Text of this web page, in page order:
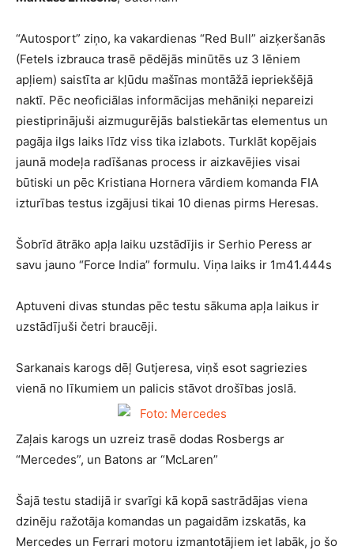
“Autosport” ziņo, ka vakardienas “Red Bull” aizķeršanās
(Fetels izbrauca trasē pēdējās minūtēs uz 3 lēniem
apļiem) saistīta ar kļūdu mašīnas montāžā iepriekšējā
naktī. Pēc neoficiālas informācijas mehāniķi nepareizi
piestiprinājuši aizmugurējās balstiekārtas elementus un
pagāja ilgs laiks līdz viss tika izlabots. Turklāt kopējais
jaunā modeļa radīšanas process ir aizkavējies visai
būtiski un pēc Kristiana Hornera vārdiem komanda FIA
izturības testus izgājusi tikai 10 dienas pirms Heresas.
Šobrīd ātrāko apļa laiku uzstādījis ir Serhio Peress ar
savu jauno “Force India” formulu. Viņa laiks ir 1m41.444s
Aptuveni divas stundas pēc testu sākuma apļa laikus ir
uzstādījuši četri braucēji.
Sarkanais karogs dēļ Gutjeresa, viņš esot sagriezies
vienā no līkumiem un palicis stāvot drošības joslā.
Zaļais karogs un uzreiz trasē dodas Rosbergs ar
“Mercedes”, un Batons ar “McLaren”
Šajā testu stadijā ir svarīgi kā kopā sastrādājas viena
dzinēju ražotāja komandas un pagaidām izskatās, ka
Mercedes un Ferrari motoru izmantotājiem iet labāk, jo šo